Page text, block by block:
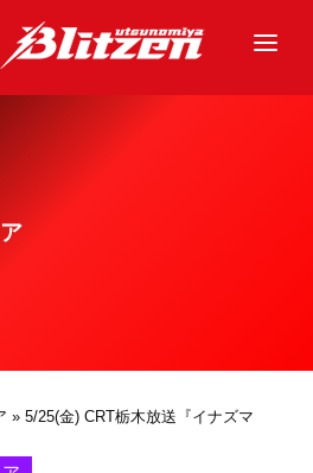
» 5/25(金) CRT栃木放送『イナズマ